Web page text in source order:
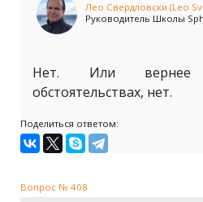
Лео Свердловски (Leo
Руководитель Школы
Нет. Или
обстоятельствах, нет.
Поделиться ответом:
Вопрос № 408